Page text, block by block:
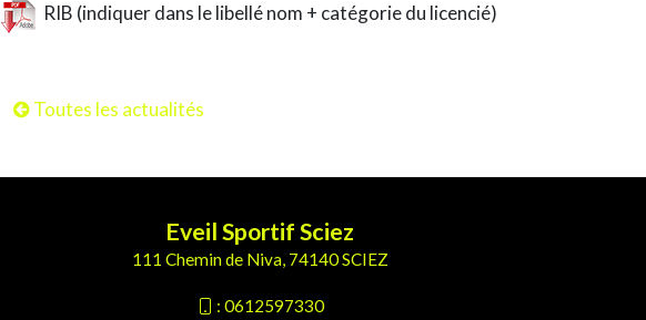
RIB (indiquer dans le libellé nom + catégorie du licencié)
Toutes les actualités
Eveil Sportif Sciez
111 Chemin de Niva, 74140 SCIEZ
: 0612597330